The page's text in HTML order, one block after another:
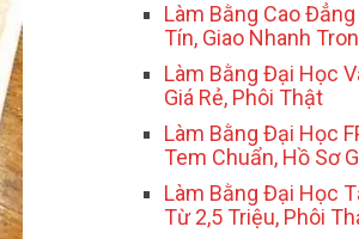
Làm Bằng Cao
Tín, Giao Nhanh
Làm Bằng Đại Học
Giá Rẻ, Phôi Thật
Làm Bằng Đại Học
Tem Chuẩn, Hồ Sơ
Làm Bằng Đại Học
Từ 2,5 Triệu, Phôi